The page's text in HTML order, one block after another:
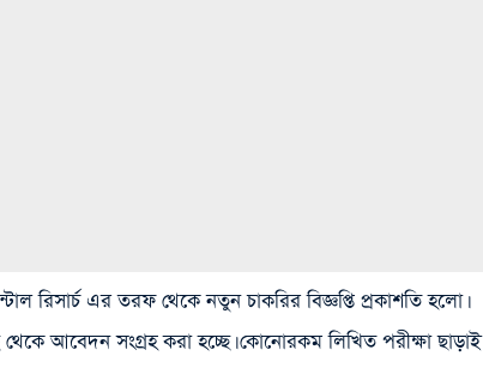
রিসার্চ এর তরফ থেকে নতুন চাকরির বিজ্ঞপ্তি প্রকাশতি হলো।
থেকে আবেদন সংগ্রহ করা হচ্ছে। কোনোরকম লিখিত পরীক্ষা ছাড়াই